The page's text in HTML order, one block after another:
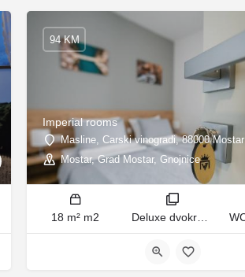
Imperial rooms
Masline, Carski vinogradi, 88000 Mostar
Mostar, Grad Mostar, Gnojnice
94 KM
18 m² m2 Deluxe dvokrevetna soba/dvokrevetna soba sobe